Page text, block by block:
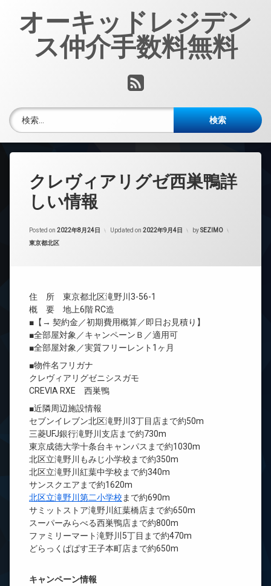
オーキッドレジデン
ス仲介手数料無料
RSS
検索:
クレヴィアリグゼ西巣鴨詳
しい情報
Posted on 2022年8月24日 Updated on 2022年9月4日 bySEZIMO
カテゴリー:
東京都北区
住 所 東京都北区滝野川3-56-1
概 要 地上6階 RC造
■【→ 契約金／初期費用概算／即日お見積り】
■全部屋対象／キャンペーンＢ／適用可
■全部屋対象／実質フリーレント1ヶ月
■物件名フリガナ
クレヴィアリグゼニシスガモ
CREVIA RXE 西巣鴨
■近隣周辺施設情報
セブンイレブン北区滝野川3丁目店まで約50m
三菱UFJ銀行滝野川支店まで約730m
東京成徳大学十条台キャンパスまで約1030m
北区立滝野川もみじ小学校まで約350m
北区立滝野川紅葉中学校まで約340m
サンスクエアまで約1620m
北区立滝野川第二小学校 まで約690m
サミットストア滝野川紅葉橋店まで約650m
スーパーみらべる西巣鴨店まで約800m
ファミリーマート滝野川5丁目まで約470m
どらっくぱぱす王子本町店まで約650m
キャンペーン情報